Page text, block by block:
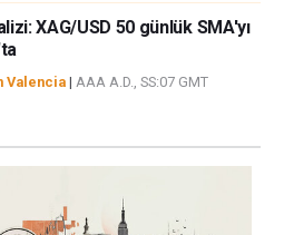
XAG/USD 50 günlük SMA'yı
Valencia | AAA A.D., SS:07 GMT